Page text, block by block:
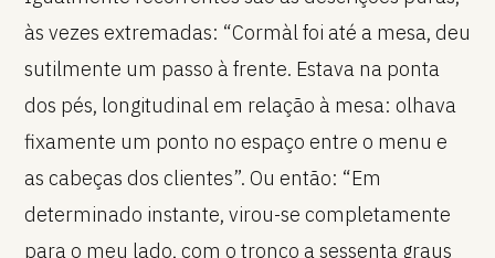
às vezes extremadas: “Cormàl foi até a mesa, deu
sutilmente um passo à frente. Estava na ponta
dos pés, longitudinal em relação à mesa: olhava
fixamente um ponto no espaço entre o menu e
as cabeças dos clientes”. Ou então: “Em
determinado instante, virou-se completamente
para o meu lado, com o tronco a sessenta graus